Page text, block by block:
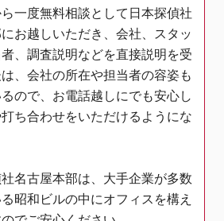
ら一度無料相談として日本探偵社
お越しいただき、会社、スタッ
、調査説明などを直接説明を受
、会社の所在や担当者の容姿も
ので、お電話越しにでも安心し
ち合わせをいただけるようにな
名古屋本部は、大手企業が多数
昭和ビルの中にオフィスを構え